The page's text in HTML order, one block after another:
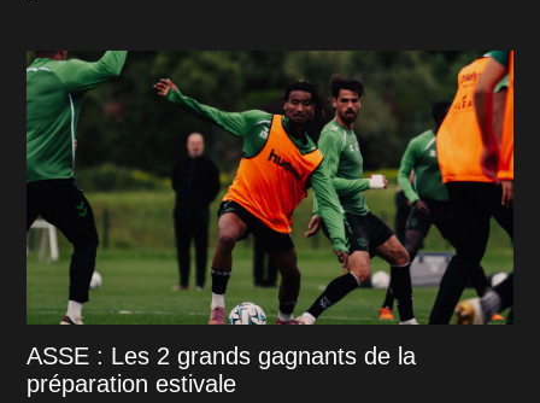
ASSE : Les 2 grands gagnants de la
préparation estivale